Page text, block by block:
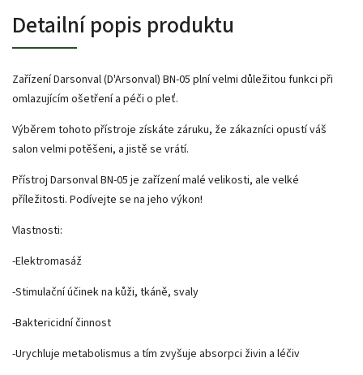
Detailní popis produktu
Zařízení Darsonval (D'Arsonval) BN-05 plní velmi důležitou funkci při
omlazujícím ošetření a péči o pleť.
Výběrem tohoto přístroje získáte záruku, že zákazníci opustí váš
salon velmi potěšeni, a jistě se vrátí.
Přístroj Darsonval BN-05 je zařízení malé velikosti, ale velké
příležitosti. Podívejte se na jeho výkon!
Vlastnosti:
-Elektromasáž
-Stimulační účinek na kůži, tkáně, svaly
-Baktericidní činnost
-Urychluje metabolismus a tím zvyšuje absorpci živin a léčiv